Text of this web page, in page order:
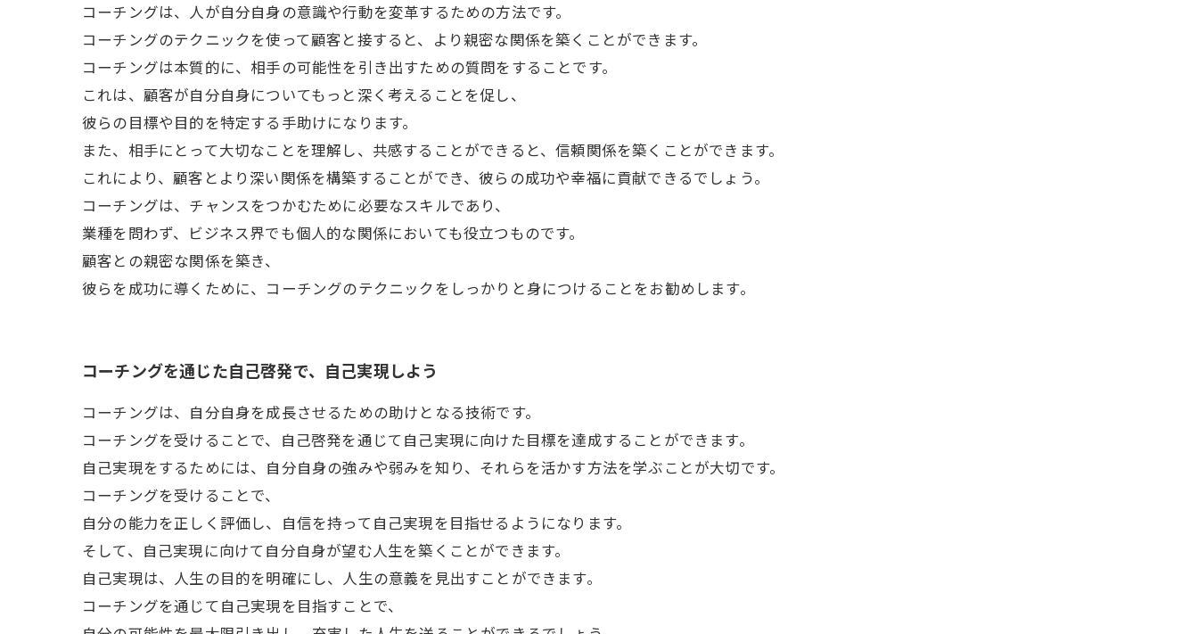
コーチングは、人が自分自身の意識や行動を変革するための方法です。
コーチングのテクニックを使って顧客と接すると、より親密な関係を築くことができます。
コーチングは本質的に、相手の可能性を引き出すための質問をすることです。
これは、顧客が自分自身についてもっと深く考えることを促し、
彼らの目標や目的を特定する手助けになります。
また、相手にとって大切なことを理解し、共感することができると、信頼関係を築くことができます。
これにより、顧客とより深い関係を構築することができ、彼らの成功や幸福に貢献できるでしょう。
コーチングは、チャンスをつかむために必要なスキルであり、
業種を問わず、ビジネス界でも個人的な関係においても役立つものです。
顧客との親密な関係を築き、
彼らを成功に導くために、コーチングのテクニックをしっかりと身につけることをお勧めします。
コーチングを通じた自己啓発で、自己実現しよう
コーチングは、自分自身を成長させるための助けとなる技術です。
コーチングを受けることで、自己啓発を通じて自己実現に向けた目標を達成することができます。
自己実現をするためには、自分自身の強みや弱みを知り、それらを活かす方法を学ぶことが大切です。
コーチングを受けることで、
自分の能力を正しく評価し、自信を持って自己実現を目指せるようになります。
そして、自己実現に向けて自分自身が望む人生を築くことができます。
自己実現は、人生の目的を明確にし、人生の意義を見出すことができます。
コーチングを通じて自己実現を目指すことで、